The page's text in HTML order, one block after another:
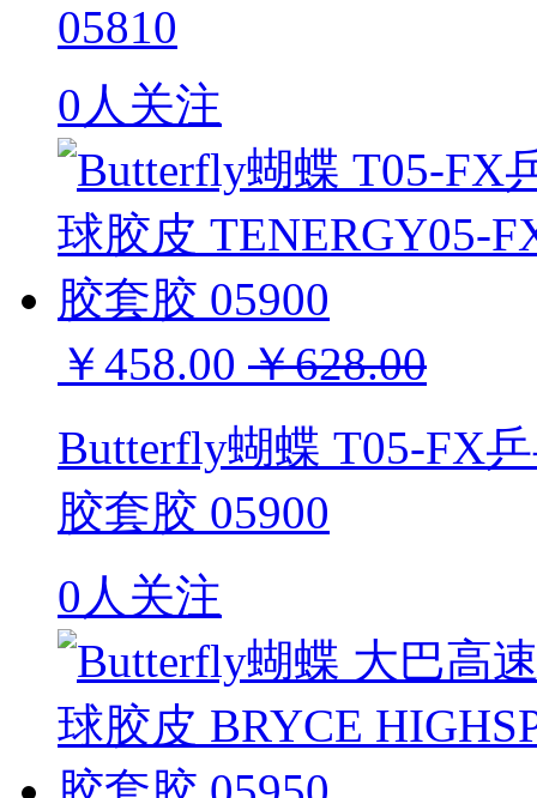
05810
0人关注
￥458.00 ￥628.00
Butterfly蝴蝶 T05-FX
胶套胶 05900
0人关注